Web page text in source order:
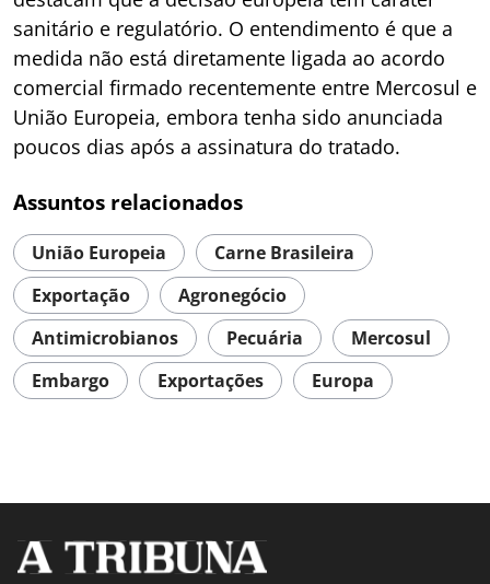
sanitário e regulatório. O entendimento é que a
medida não está diretamente ligada ao acordo
comercial firmado recentemente entre Mercosul e
União Europeia, embora tenha sido anunciada
poucos dias após a assinatura do tratado.
Assuntos relacionados
União Europeia
Carne Brasileira
Exportação
Agronegócio
Antimicrobianos
Pecuária
Mercosul
Embargo
Exportações Europa